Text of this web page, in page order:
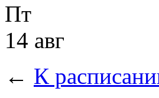
Пт
14 авг
← К